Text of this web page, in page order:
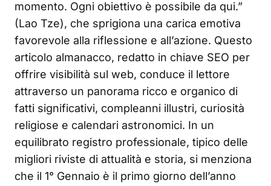
momento. Ogni obiettivo è possibile da qui.”
(Lao Tze), che sprigiona una carica emotiva
favorevole alla riflessione e all’azione. Questo
articolo almanacco, redatto in chiave SEO per
offrire visibilità sul web, conduce il lettore
attraverso un panorama ricco e organico di
fatti significativi, compleanni illustri, curiosità
religiose e calendari astronomici. In un
equilibrato registro professionale, tipico delle
migliori riviste di attualità e storia, si menziona
che il 1° Gennaio è il primo giorno dell’anno